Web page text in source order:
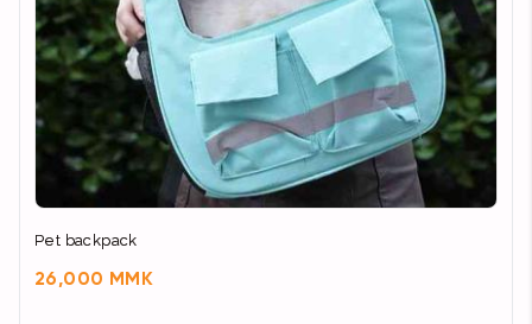
Pet backpack
26,000 MMK